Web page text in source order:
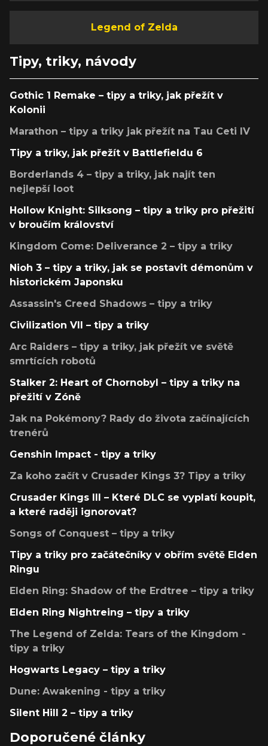
Legend of Zelda
Tipy, triky, návody
Gothic 1 Remake – tipy a triky, jak přežít v
Kolonii
Marathon – tipy a triky jak přežít na Tau Ceti IV
Tipy a triky, jak přežít v Battlefieldu 6
Borderlands 4 – tipy a triky, jak najít ten
nejlepší loot
Hollow Knight: Silksong – tipy a triky pro přežití
v broučím království
Kingdom Come: Deliverance 2 – tipy a triky
Nioh 3 – tipy a triky, jak se postavit démonům v
historickém Japonsku
Assassin's Creed Shadows – tipy a triky
Civilization VII – tipy a triky
Arc Raiders – tipy a triky, jak přežít ve světě
smrtících robotů
Stalker 2: Heart of Chornobyl – tipy a triky na
přežití v Zóně
Jak na Pokémony? Rady do života začínajících
trenérů
Genshin Impact - tipy a triky
Za koho začít v Crusader Kings 3? Tipy a triky
Crusader Kings III – Které DLC se vyplatí koupit,
a které raději ignorovat?
Songs of Conquest – tipy a triky
Tipy a triky pro začátečníky v obřím světě Elden
Ringu
Elden Ring: Shadow of the Erdtree – tipy a triky
Elden Ring Nightreing – tipy a triky
The Legend of Zelda: Tears of the Kingdom -
tipy a triky
Hogwarts Legacy – tipy a triky
Dune: Awakening - tipy a triky
Silent Hill 2 – tipy a triky
Doporučené články